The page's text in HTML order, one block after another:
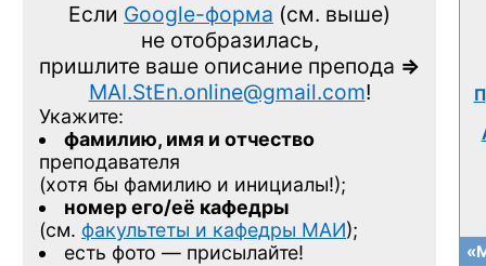
Если Google-форма (см. выше)
не отобразилась,
пришлите ваше описание препода =>
MAI.StEn.online@gmail.com!
Укажите:
фамилию, имя и отчество
преподавателя
(хотя бы фамилию и инициалы!);
номер его/её кафедры
(см. факультеты и кафедры МАИ);
есть фото — присылайте!